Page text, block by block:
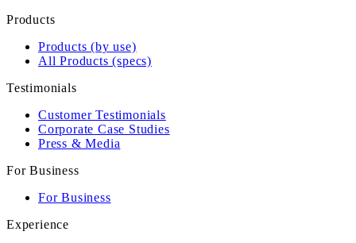
Products
Products (by use)
All Products (specs)
Testimonials
Customer Testimonials
Corporate Case Studies
Press & Media
For Business
For Business
Experience